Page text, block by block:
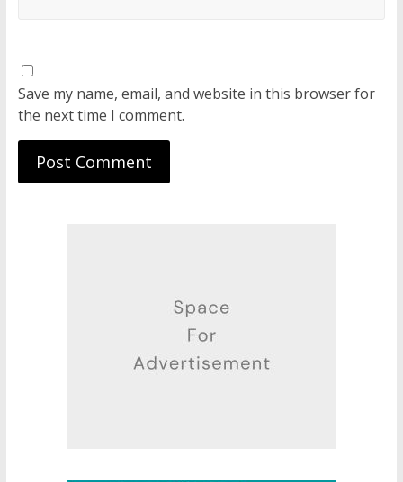
Save my name, email, and website in this browser for
the next time I comment.